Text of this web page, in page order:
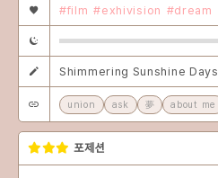
#film #exhivision #dream
Shimmering Sunshine Days
union ask 夢 about me
포제션